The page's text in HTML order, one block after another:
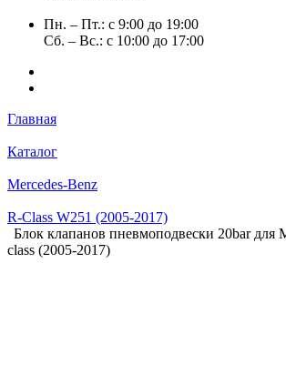
Пн. – Пт.: с 9:00 до 19:00
Сб. – Вс.: с 10:00 до 17:00
Главная
Каталог
Mercedes-Benz
R-Class W251 (2005-2017)
Блок клапанов пневмоподвески 20bar для
class (2005-2017)